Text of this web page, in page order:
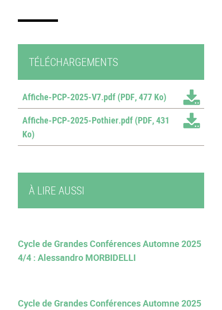
TÉLÉCHARGEMENTS
Affiche-PCP-2025-V7.pdf (PDF, 477 Ko)
Affiche-PCP-2025-Pothier.pdf (PDF, 431
Ko)
À LIRE AUSSI
Cycle de Grandes Conférences Automne 2025
4/4 : Alessandro MORBIDELLI
Cycle de Grandes Conférences Automne 2025